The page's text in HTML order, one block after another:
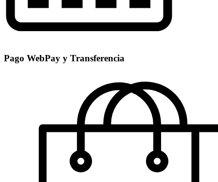
Pago WebPay y Transferencia